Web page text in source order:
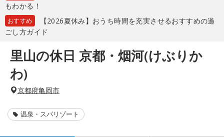
もわかる！
おすすめ
【2026夏休み】おうち時間を充実させるおすすめの過
ごし方ガイド
里山の休日 京都・烟河(けぶりか
わ)
京都府亀岡市
温泉・スパリゾート